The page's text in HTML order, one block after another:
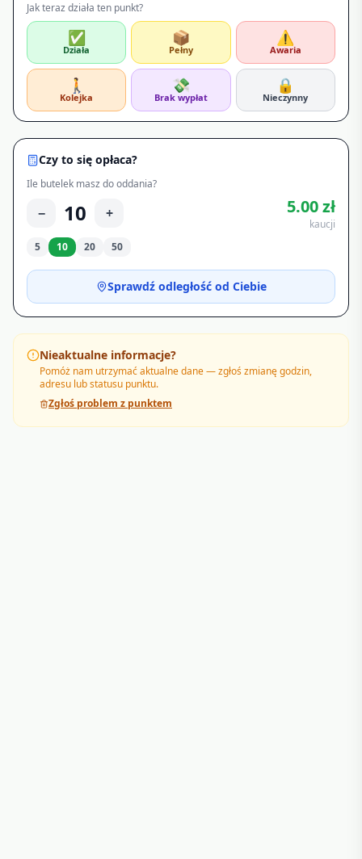
Jak teraz działa ten punkt?
✅
Działa
📦
Pełny
⚠️
Awaria
🚶
Kolejka
💸
Brak wypłat
🔒
Nieczynny
Czy to się opłaca?
Ile butelek masz do oddania?
− 10 + 5.00zł
kaucji
5
10 20 50
Sprawdź odległość od Ciebie
Nieaktualne informacje?
Pomóż nam utrzymać aktualne dane — zgłoś zmianę godzin,
adresu lub statusu punktu.
Zgłoś problem z punktem